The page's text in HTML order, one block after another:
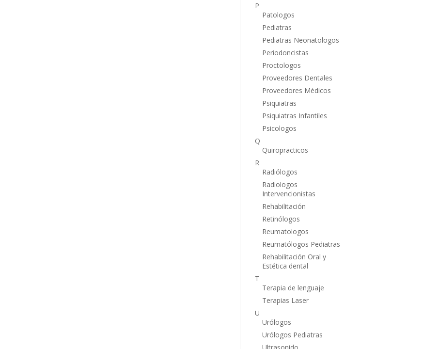
P
Patologos
Pediatras
Pediatras Neonatologos
Periodoncistas
Proctologos
Proveedores Dentales
Proveedores Médicos
Psiquiatras
Psiquiatras Infantiles
Psicologos
Q
Quiropracticos
R
Radiólogos
Radiologos
Intervencionistas
Rehabilitación
Retinólogos
Reumatologos
Reumatólogos Pediatras
Rehabilitación Oral y
Estética dental
T
Terapia de lenguaje
Terapias Laser
U
Urólogos
Urólogos Pediatras
Ultrasonido